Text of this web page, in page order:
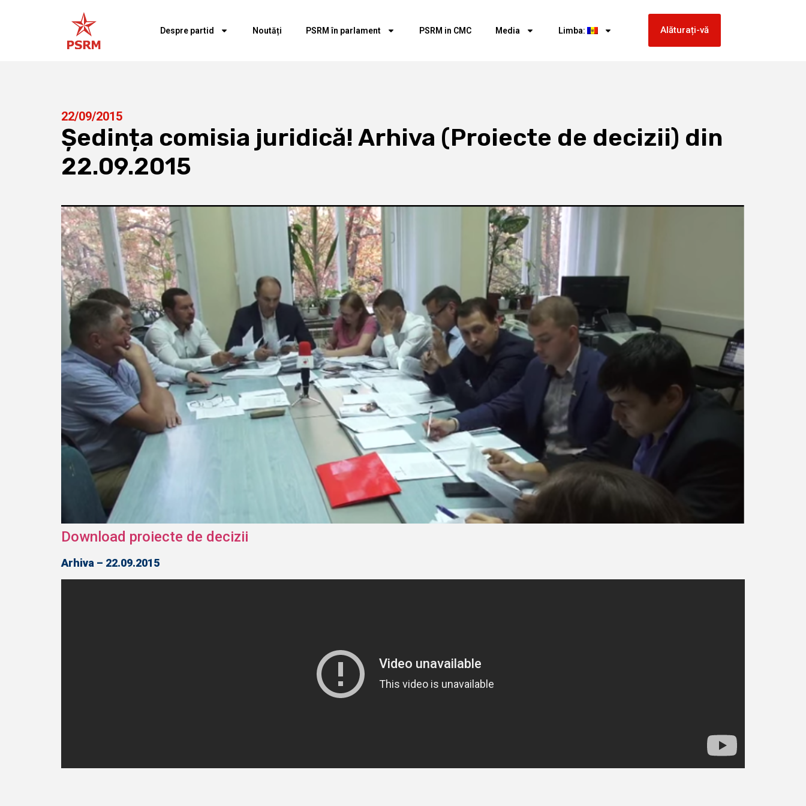
Despre partid Noutăți PSRM în parlament PSRM in CMC Media Limba: Alăturați-vă
22/09/2015
Ședința comisia juridică! Arhiva (Proiecte de decizii) din
22.09.2015
Download proiecte de decizii
Arhiva – 22.09.2015